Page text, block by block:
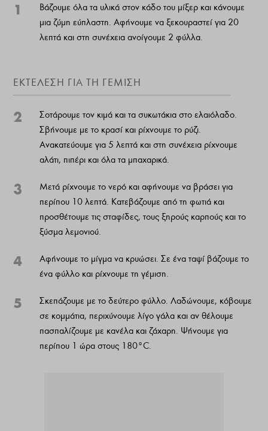
1
Βάζουμε όλα τα υλικά στον κάδο του μίξερ και κάνουμε
μια ζύμη εύπλαστη. Αφήνουμε να ξεκουραστεί για 20
λεπτά και στη συνέχεια ανοίγουμε 2 φύλλα.
ΕΚΤΕΛΕΣΗ ΓΙΑ ΤΗ ΓΕΜΙΣΗ
2
Σοτάρουμε τον κιμά και τα συκωτάκια στο ελαιόλαδο.
Σβήνουμε με το κρασί και ρίχνουμε το ρύζι.
Ανακατεύουμε για 5 λεπτά και στη συνέχεια ρίχνουμε
αλάτι, πιπέρι και όλα τα μπαχαρικά.
3
Μετά ρίχνουμε το νερό και αφήνουμε να βράσει για
περίπου 10 λεπτά. Κατεβάζουμε από τη φωτιά και
προσθέτουμε τις σταφίδες, τους ξηρούς καρπούς και το
ξύσμα λεμονιού.
4
Αφήνουμε το μίγμα να κρυώσει. Σε ένα ταψί βάζουμε το
ένα φύλλο και ρίχνουμε τη γέμιση.
5
Σκεπάζουμε με το δεύτερο φύλλο. Λαδώνουμε, κόβουμε
σε κομμάτια, περιχύνουμε λίγο γάλα και αν θέλουμε
πασπαλίζουμε με κανέλα και ζάχαρη. Ψήνουμε για
περίπου 1 ώρα στους 180°C.